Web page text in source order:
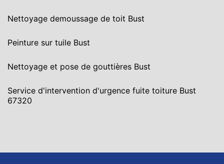
Nettoyage demoussage de toit Bust
Peinture sur tuile Bust
Nettoyage et pose de gouttières Bust
Service d'intervention d'urgence fuite toiture Bust
67320